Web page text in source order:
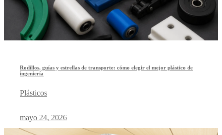
Rodillos, guías y estrellas de transporte: cómo elegir el mejor plástico de
ingeniería
Plásticos
mayo 24, 2026